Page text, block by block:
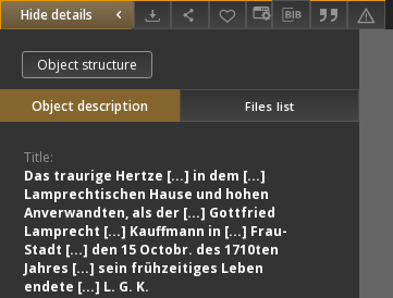
Hide details
Object structure
Object description Files list
Title:
Das traurige Hertze [...] in dem [...]
Lamprechtischen Hause und hohen
Anverwandten, als der [...] Gottfried
Lamprecht [...] Kauffmann in [...] Frau-
Stadt [...] den 15 Octobr. des 1710ten
Jahres [...] sein frühzeitiges Leben
endete [...] L. G. K.